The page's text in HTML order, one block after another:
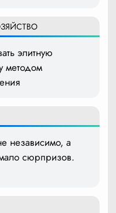
элитную
методом
независимо, а
сюрпризов.